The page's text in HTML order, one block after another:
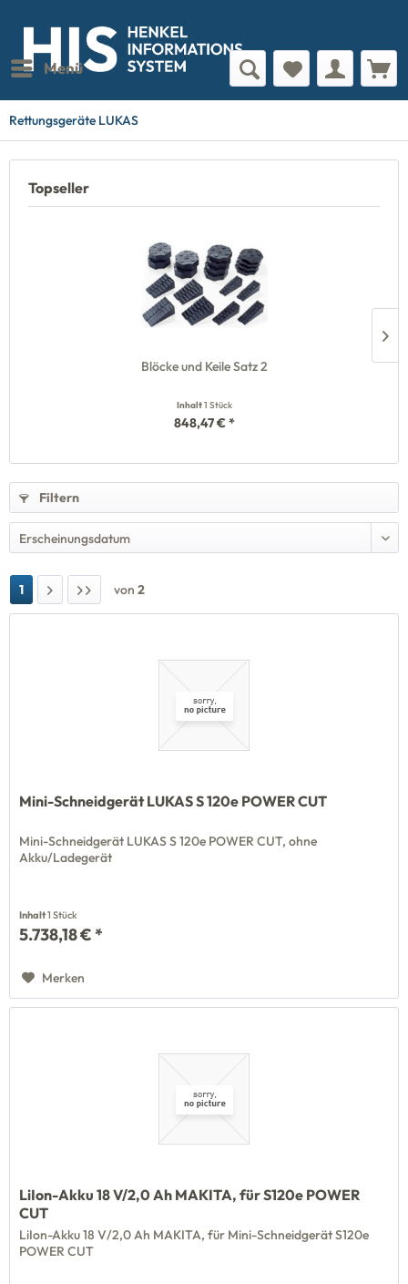
Menü
Rettungsgeräte LUKAS
Topseller
Blöcke und Keile Satz 2
Inhalt1 Stück
848,47 € *
Filtern
1 von 2
Mini-Schneidgerät LUKAS S 120e POWER CUT
Mini-Schneidgerät LUKAS S 120e POWER CUT, ohne
Akku/Ladegerät
Inhalt1 Stück
5.738,18 € *
Merken
LiIon-Akku 18 V/2,0 Ah MAKITA, für S120e POWER
CUT
LiIon-Akku 18 V/2,0 Ah MAKITA, für Mini-Schneidgerät S120e
POWER CUT